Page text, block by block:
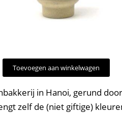
Toevoegen aan winkelwagen
in Hanoi, gerund
zelf de (niet giftige)